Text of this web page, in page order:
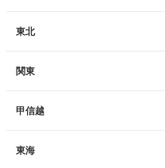
東北
関東
甲信越
東海